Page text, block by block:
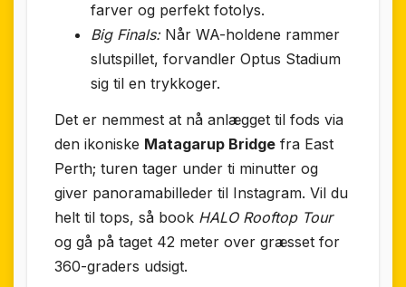
farver og perfekt fotolys.
Big Finals:Når WA-holdene rammer
slutspillet, forvandler Optus Stadium
sig til en trykkoger.
Det er nemmest at nå anlægget til fods via
den ikoniske Matagarup Bridge fra East
Perth; turen tager under ti minutter og
giver panoramabilleder til Instagram. Vil du
helt til tops, så book HALO Rooftop Tour
og gå på taget 42 meter over græsset for
360-graders udsigt.